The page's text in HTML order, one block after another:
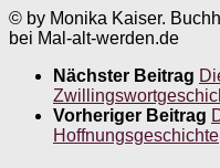
© by Monika Kaiser.
bei Mal-alt-werden.de
Nächster Beitrag
Vorheriger Beitrag
Hoffnungsgeschichte